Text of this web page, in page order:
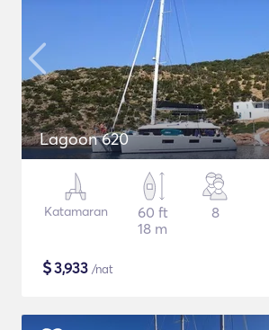
Lagoon 620
Katamaran
60 ft
18 m
8
$3,933 /nat